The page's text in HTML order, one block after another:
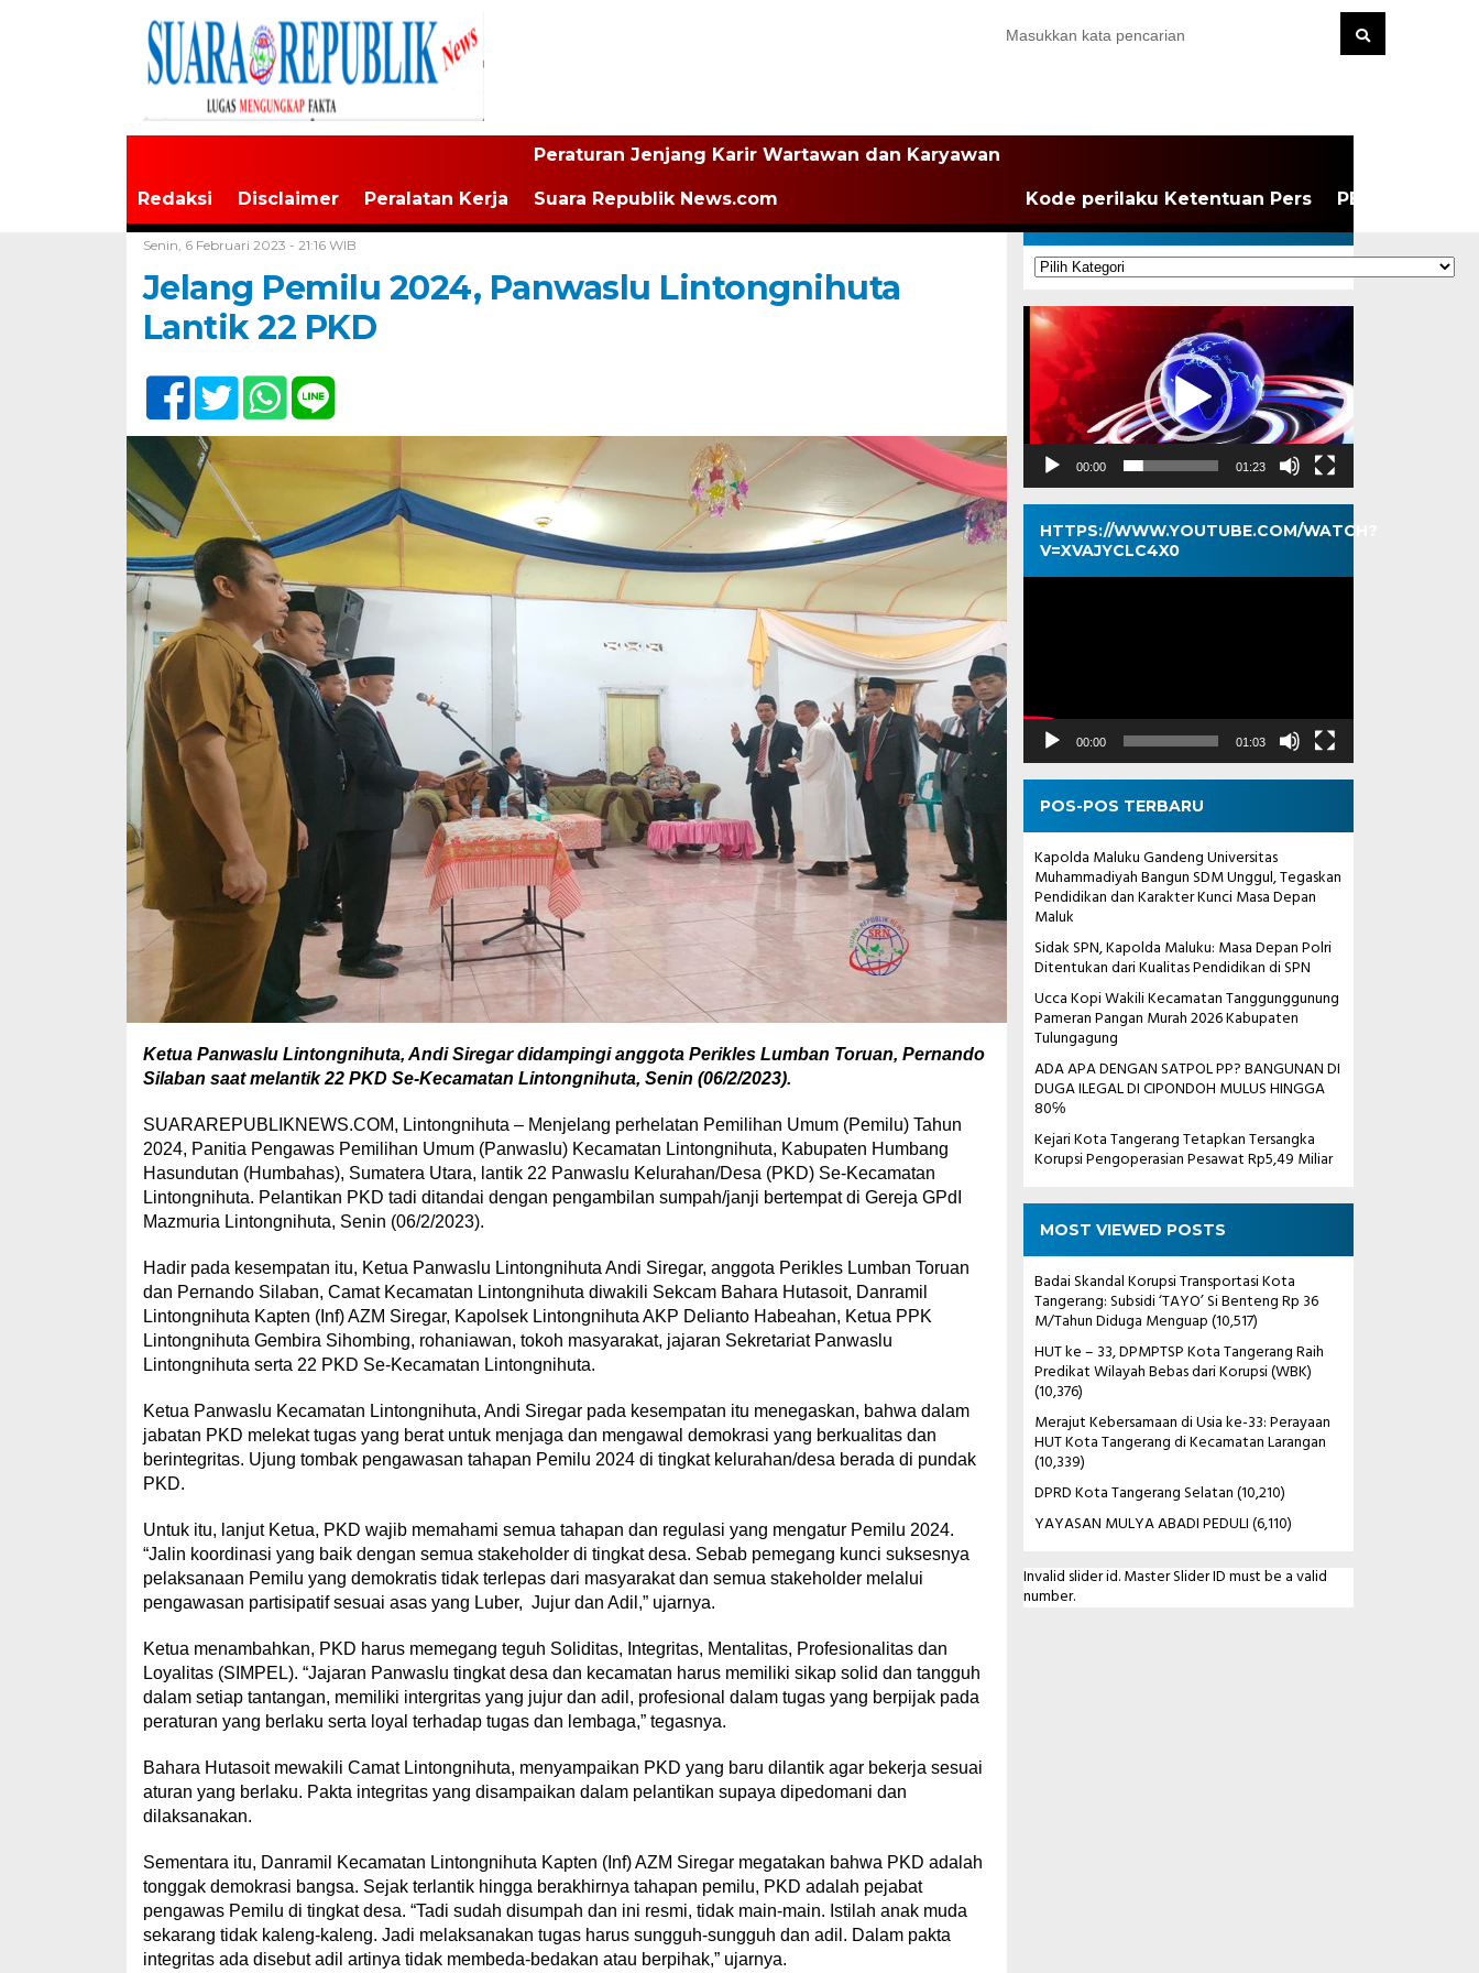
Redaksi Disclaimer Peralatan Kerja
Peraturan Jenjang Karir Wartawan dan Karyawan
Suara Republik News.com Kode perilaku Ketentuan Pers PEDOMAN
Senin, 6 Februari 2023 - 21:16 WIB
Jelang Pemilu 2024, Panwaslu Lintongnihuta
Lantik 22 PKD
Ketua Panwaslu Lintongnihuta, Andi Siregar didampingi anggota Perikles Lumban Toruan, Pernando
Silaban saat melantik 22 PKD Se-Kecamatan Lintongnihuta, Senin (06/2/2023).
SUARAREPUBLIKNEWS.COM, Lintongnihuta – Menjelang perhelatan Pemilihan Umum (Pemilu) Tahun
2024, Panitia Pengawas Pemilihan Umum (Panwaslu) Kecamatan Lintongnihuta, Kabupaten Humbang
Hasundutan (Humbahas), Sumatera Utara, lantik 22 Panwaslu Kelurahan/Desa (PKD) Se-Kecamatan
Lintongnihuta. Pelantikan PKD tadi ditandai dengan pengambilan sumpah/janji bertempat di Gereja GPdI
Mazmuria Lintongnihuta, Senin (06/2/2023).
Hadir pada kesempatan itu, Ketua Panwaslu Lintongnihuta Andi Siregar, anggota Perikles Lumban Toruan
dan Pernando Silaban, Camat Kecamatan Lintongnihuta diwakili Sekcam Bahara Hutasoit, Danramil
Lintongnihuta Kapten (Inf) AZM Siregar, Kapolsek Lintongnihuta AKP Delianto Habeahan, Ketua PPK
Lintongnihuta Gembira Sihombing, rohaniawan, tokoh masyarakat, jajaran Sekretariat Panwaslu
Lintongnihuta serta 22 PKD Se-Kecamatan Lintongnihuta.
Ketua Panwaslu Kecamatan Lintongnihuta, Andi Siregar pada kesempatan itu menegaskan, bahwa dalam
jabatan PKD melekat tugas yang berat untuk menjaga dan mengawal demokrasi yang berkualitas dan
berintegritas. Ujung tombak pengawasan tahapan Pemilu 2024 di tingkat kelurahan/desa berada di pundak
PKD.
Untuk itu, lanjut Ketua, PKD wajib memahami semua tahapan dan regulasi yang mengatur Pemilu 2024.
“Jalin koordinasi yang baik dengan semua stakeholder di tingkat desa. Sebab pemegang kunci suksesnya
pelaksanaan Pemilu yang demokratis tidak terlepas dari masyarakat dan semua stakeholder melalui
pengawasan partisipatif sesuai asas yang Luber, Jujur dan Adil,” ujarnya.
Ketua menambahkan, PKD harus memegang teguh Soliditas, Integritas, Mentalitas, Profesionalitas dan
Loyalitas (SIMPEL). “Jajaran Panwaslu tingkat desa dan kecamatan harus memiliki sikap solid dan tangguh
dalam setiap tantangan, memiliki intergritas yang jujur dan adil, profesional dalam tugas yang berpijak pada
peraturan yang berlaku serta loyal terhadap tugas dan lembaga,” tegasnya.
Bahara Hutasoit mewakili Camat Lintongnihuta, menyampaikan PKD yang baru dilantik agar bekerja sesuai
aturan yang berlaku. Pakta integritas yang disampaikan dalam pelantikan supaya dipedomani dan
dilaksanakan.
Sementara itu, Danramil Kecamatan Lintongnihuta Kapten (Inf) AZM Siregar megatakan bahwa PKD adalah
tonggak demokrasi bangsa. Sejak terlantik hingga berakhirnya tahapan pemilu, PKD adalah pejabat
pengawas Pemilu di tingkat desa. “Tadi sudah disumpah dan ini resmi, tidak main-main. Istilah anak muda
sekarang tidak kaleng-kaleng. Jadi melaksanakan tugas harus sungguh-sungguh dan adil. Dalam pakta
integritas ada disebut adil artinya tidak membeda-bedakan atau berpihak,” ujarnya.
KATEGORI
Kategori
Pemutar
Video
00:00 01:23
HTTPS://WWW.YOUTUBE.COM/WATCH?
V=XVAJYCLC4X0
Pemutar
00:00 01:03
POS-POS TERBARU
Kapolda Maluku Gandeng Universitas
Muhammadiyah Bangun SDM Unggul, Tegaskan
Pendidikan dan Karakter Kunci Masa Depan
Maluk
Sidak SPN, Kapolda Maluku: Masa Depan Polri
Ditentukan dari Kualitas Pendidikan di SPN
Ucca Kopi Wakili Kecamatan Tanggunggunung
Pameran Pangan Murah 2026 Kabupaten
Tulungagung
ADA APA DENGAN SATPOL PP? BANGUNAN DI
DUGA ILEGAL DI CIPONDOH MULUS HINGGA
80℅
Kejari Kota Tangerang Tetapkan Tersangka
Korupsi Pengoperasian Pesawat Rp5,49 Miliar
MOST VIEWED POSTS
Badai Skandal Korupsi Transportasi Kota
Tangerang: Subsidi ‘TAYO’ Si Benteng Rp 36
M/Tahun Diduga Menguap(10,517)
HUT ke – 33, DPMPTSP Kota Tangerang Raih
Predikat Wilayah Bebas dari Korupsi (WBK)
(10,376)
Merajut Kebersamaan di Usia ke-33: Perayaan
HUT Kota Tangerang di Kecamatan Larangan
(10,339)
DPRD Kota Tangerang Selatan(10,210)
YAYASAN MULYA ABADI PEDULI(6,110)
Invalid slider id. Master Slider ID must be a valid
number.